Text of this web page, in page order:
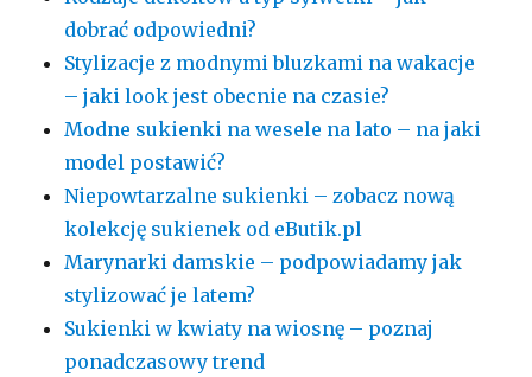
dobrać odpowiedni?
Stylizacje z modnymi bluzkami na wakacje
– jaki look jest obecnie na czasie?
Modne sukienki na wesele na lato – na jaki
model postawić?
Niepowtarzalne sukienki – zobacz nową
kolekcję sukienek od eButik.pl
Marynarki damskie – podpowiadamy jak
stylizować je latem?
Sukienki w kwiaty na wiosnę – poznaj
ponadczasowy trend